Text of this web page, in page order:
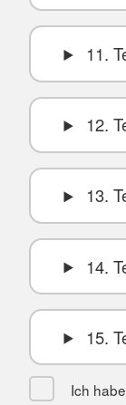
11.
12.
13.
14.
15.
Ich